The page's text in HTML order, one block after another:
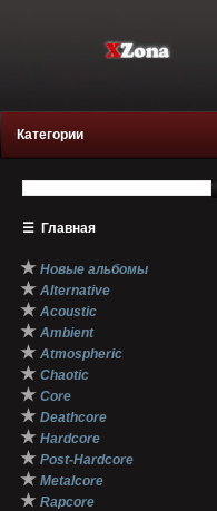
Категории
☰ Главная
★ Новые альбомы
★ Alternative
★ Acoustic
★ Ambient
★ Atmospheric
★ Chaotic
★ Core
★ Deathcore
★ Hardcore
★ Post-Hardcore
★ Metalcore
★ Rapcore